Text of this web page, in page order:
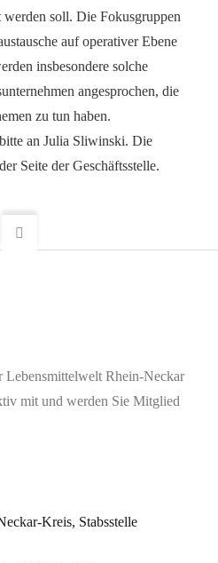
werden soll. Die Fokusgruppen
auf operativer Ebene
insbesondere solche
angesprochen, die
zu tun haben.
an Julia Sliwinski. Die
Seite der Geschäftsstelle.
Lebensmittelwelt Rhein-Neckar
mit und werden Sie Mitglied
Kreis, Stabsstelle